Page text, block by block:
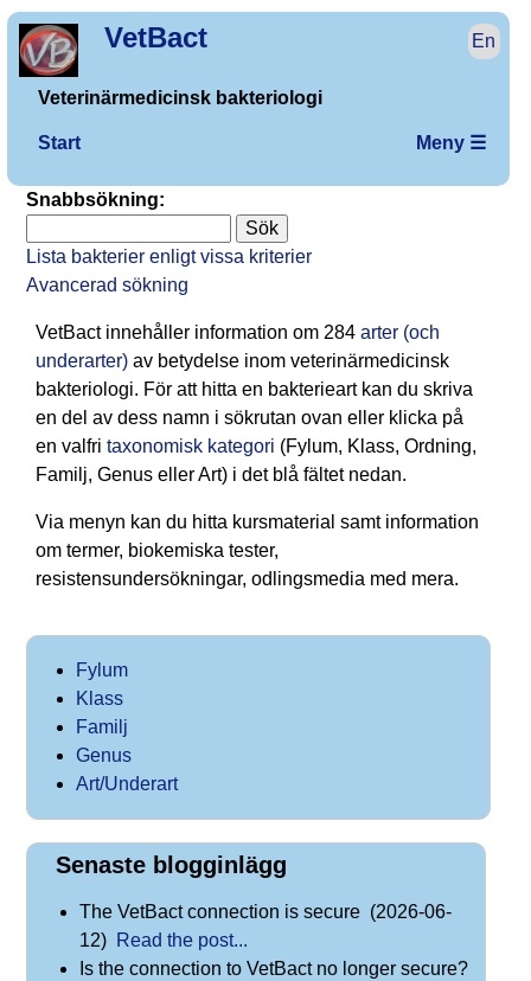
VetBact En
Veterinärmedicinsk bakteriologi
Start Meny ☰
Snabbsökning:
Lista bakterier enligt vissa kriterier
Avancerad sökning
VetBact innehåller information om 284 arter (och
underarter) av betydelse inom veteri­när­medicinsk
bakterio­logi. För att hitta en bakterieart kan du skriva
en del av dess namn i sökrutan ovan eller klicka på
en valfri taxonomisk kategori (Fylum, Klass, Ordning,
Familj, Genus eller Art) i det blå fältet nedan.
Via menyn kan du hitta kursmaterial samt information
om termer, biokemiska tester,
resistensundersökningar, odlingsmedia med mera.
Fylum
Klass
Familj
Genus
Art/Underart
Senaste blogginlägg
The VetBact connection is secure (2026-06-
12) Read the post...
Is the connection to VetBact no longer secure?